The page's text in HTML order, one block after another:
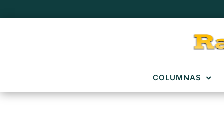
COLUMNAS